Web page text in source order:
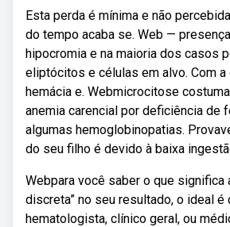
Esta perda é mínima e não
do tempo acaba se. Web —
hipocromia e na maioria dos casos
eliptócitos e células em alvo. Com a
hemácia e. Webmicrocitose
anemia carencial por deficiência de
algumas hemoglobinopatias.
do seu filho é devido à baixa
Webpara você saber o que significa
discreta” no seu resultado, o ideal é
hematologista, clínico geral, ou